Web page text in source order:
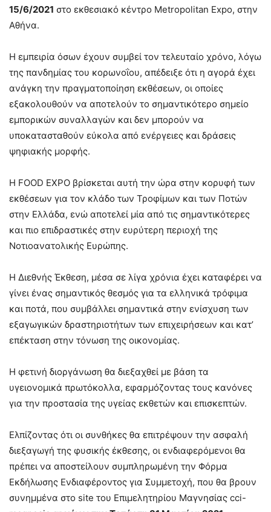
15/6/2021 στο εκθεσιακό κέντρο Metropolitan Expo, στην
Αθήνα.
H εμπειρία όσων έχουν συμβεί τον τελευταίο χρόνο, λόγω
της πανδημίας του κορωνοΐου, απέδειξε ότι η αγορά έχει
ανάγκη την πραγματοποίηση εκθέσεων, οι οποίες
εξακολουθούν να αποτελούν το σημαντικότερο σημείο
εμπορικών συναλλαγών και δεν μπορούν να
υποκατασταθούν εύκολα από ενέργειες και δράσεις
ψηφιακής μορφής.
Η FOOD EXPO βρίσκεται αυτή την ώρα στην κορυφή των
εκθέσεων για τον κλάδο των Τροφίμων και των Ποτών
στην Ελλάδα, ενώ αποτελεί μία από τις σημαντικότερες
και πιο επιδραστικές στην ευρύτερη περιοχή της
Νοτιοανατολικής Ευρώπης.
Η Διεθνής Έκθεση, μέσα σε λίγα χρόνια έχει καταφέρει να
γίνει ένας σημαντικός θεσμός για τα ελληνικά τρόφιμα
και ποτά, που συμβάλλει σημαντικά στην ενίσχυση των
εξαγωγικών δραστηριοτήτων των επιχειρήσεων και κατ’
επέκταση στην τόνωση της οικονομίας.
Η φετινή διοργάνωση θα διεξαχθεί με βάση τα
υγειονομικά πρωτόκολλα, εφαρμόζοντας τους κανόνες
για την προστασία της υγείας εκθετών και επισκεπτών.
Ελπίζοντας ότι οι συνθήκες θα επιτρέψουν την ασφαλή
διεξαγωγή της φυσικής έκθεσης, οι ενδιαφερόμενοι θα
πρέπει να αποστείλουν συμπληρωμένη την Φόρμα
Εκδήλωσης Ενδιαφέροντος για Συμμετοχή, που θα βρουν
συνημμένα στο site του Επιμελητηρίου Μαγνησίας cci-